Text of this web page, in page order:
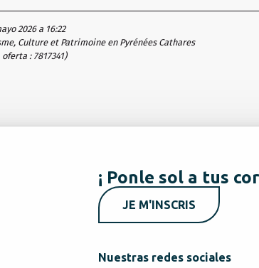
2026 a 16:22
Culture et Patrimoine en Pyrénées Cathares
oferta : 7817341)
¡ Ponle sol a tus
JE M'INSCRIS
Nuestras redes sociales